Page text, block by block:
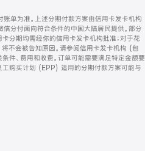
单为准。上述分期付款方案由信用卡发卡机构
分付面向符合条件的中国大陆居民提供。部分
期均需经你的信用卡发卡机构批准；对于花
不会被告知原因。请参阅信用卡发卡机构 (包
件、费用和收费。订单可能需要满足特定金额要
工购买计划 (EPP) 适用的分期付款方案可能与